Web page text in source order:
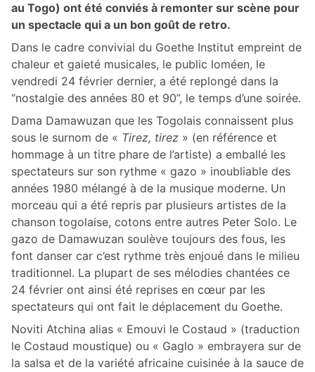
au Togo) ont été conviés à remonter sur scène pour
un spectacle qui a un bon goût de retro.
Dans le cadre convivial du Goethe Institut empreint de
chaleur et gaieté musicales, le public loméen, le
vendredi 24 février dernier, a été replongé dans la
“nostalgie des années 80 et 90”, le temps d’une soirée.
Dama Damawuzan que les Togolais connaissent plus
sous le surnom de « Tirez, tirez » (en référence et
hommage à un titre phare de l’artiste) a emballé les
spectateurs sur son rythme « gazo » inoubliable des
années 1980 mélangé à de la musique moderne. Un
morceau qui a été repris par plusieurs artistes de la
chanson togolaise, cotons entre autres Peter Solo. Le
gazo de Damawuzan soulève toujours des fous, les
font danser car c’est rythme très enjoué dans le milieu
traditionnel. La plupart de ses mélodies chantées ce
24 février ont ainsi été reprises en cœur par les
spectateurs qui ont fait le déplacement du Goethe.
Noviti Atchina alias « Emouvi le Costaud » (traduction
le Costaud moustique) ou « Gaglo » embrayera sur de
la salsa et de la variété africaine cuisinée à la sauce de